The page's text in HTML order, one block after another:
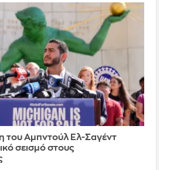
του Αμπντούλ Ελ-Σαγέντ
σεισμό στους